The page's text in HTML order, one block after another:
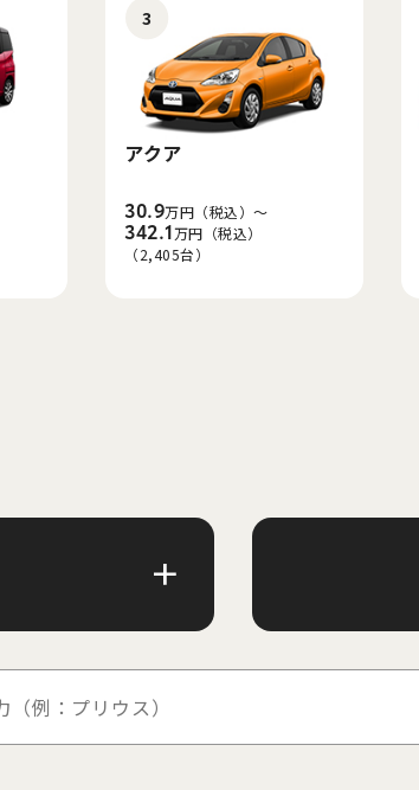
3
アクア
30.9万円（税込）～
342.1万円（税込）
（2,405台）